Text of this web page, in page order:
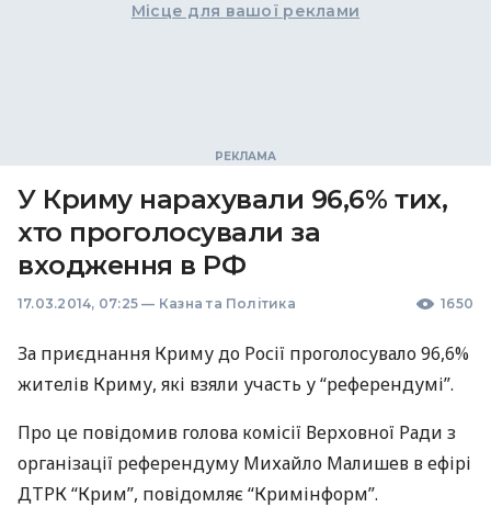
Місце для вашої реклами
У Криму нарахували 96,6% тих,
хто проголосували за
входження в РФ
17.03.2014, 07:25 — Казна та Політика 1650
За приєднання Криму до Росії проголосувало 96,6%
жителів Криму, які взяли участь у “референдумі”.
Про це повідомив голова комісії Верховної Ради з
організації референдуму Михайло Малишев в ефірі
ДТРК“Крим”, повідомляє “Кримінформ”.